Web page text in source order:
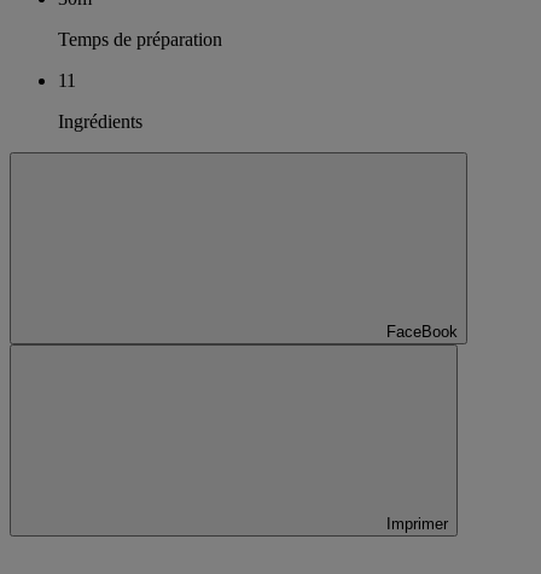
Temps de préparation
11
Ingrédients
FaceBook
Imprimer